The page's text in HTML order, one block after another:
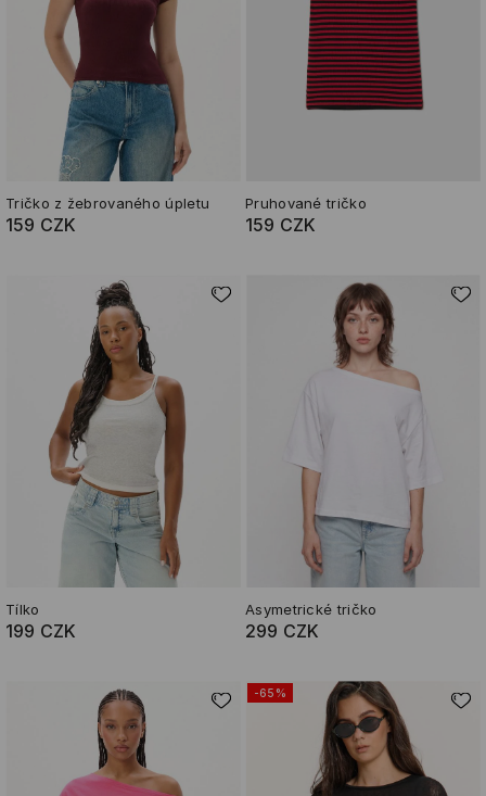
Tričko z žebrovaného úpletu
159 CZK
Pruhované tričko
159 CZK
Tílko
199 CZK
Asymetrické tričko
299 CZK
-65%